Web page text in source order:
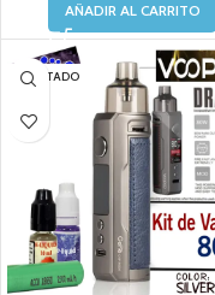
AÑADIR AL CARRITO
AGOTADO